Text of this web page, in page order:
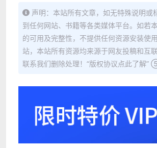
声明：本站所有文章，如无特殊说明
到任何网站、书籍等各类媒体平台。如
的可用及完整性，不提供任何资源安装
站，本站所有资源均来源于网友投稿和
联系我们删除处理！“版权协议点此了解